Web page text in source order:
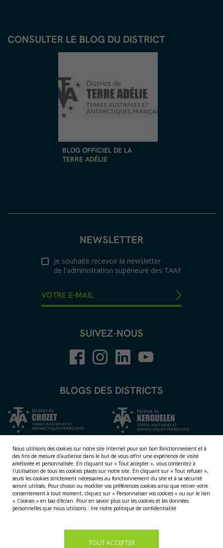
CONSULTER LE BLOG DU DISTRICT
BLOG OFFICIEL DE LA
TERRE ADÉLIE
NEWSLETTER
Je souhaite recevoir la newsletter
de l'administration supérieure des TAAF
SUIVEZ-NOUS
BLOGS DES DISTRICTS
NOS TERRITOIRES
Nous utilisons des cookies sur notre site Internet pour son bon fonctionnement et à
des fins de mesure d'audience dans le but de vous offrir une expérience de visite
améliorée et personnalisée. En cliquant sur « Tout accepter », vous consentez à
l'utilisation de tous les cookies placés sur notre site. En cliquant sur « Tout refuser »,
seuls les cookies strictement nécessaires au fonctionnement du site et à sa sécurité
seront utilisés. Pour choisir ou modifier vos préférences cookies ainsi que retirer votre
consentement à tout moment, cliquez sur « Personnaliser vos cookies » ou sur le lien
« Cookies » en bas d'écran. Pour en savoir plus sur les cookies et les données
personnelles que nous utilisons : lire notre politique de confidentialité
TOUT ACCEPTER